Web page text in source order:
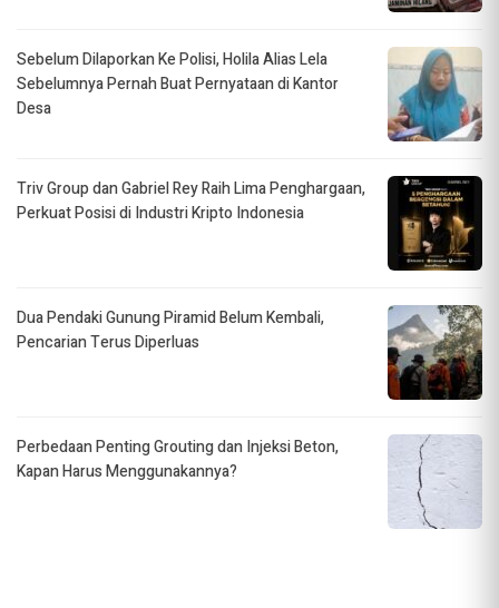
Sebelum Dilaporkan Ke Polisi, Holila Alias Lela
Sebelumnya Pernah Buat Pernyataan di Kantor
Desa
Triv Group dan Gabriel Rey Raih Lima Penghargaan,
Perkuat Posisi di Industri Kripto Indonesia
Dua Pendaki Gunung Piramid Belum Kembali,
Pencarian Terus Diperluas
Perbedaan Penting Grouting dan Injeksi Beton,
Kapan Harus Menggunakannya?